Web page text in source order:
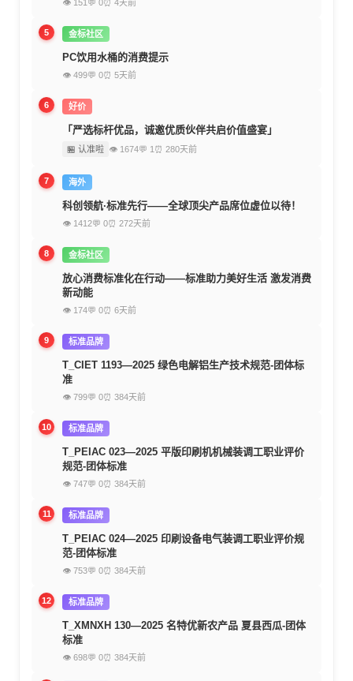
👁 151 💬 0⏰ 4天前
5 金标社区
PC饮用水桶的消费提示
👁 499💬 0⏰ 5天前
6 好价
「严选标杆优品，诚邀优质伙伴共启价值盛宴」
🏪 认准啦 👁 1674💬 1 ⏰ 280天前
7 海外
科创领航·标准先行——全球顶尖产品席位虚位以待！
👁 1412💬 0⏰ 272天前
8 金标社区
放心消费标准化在行动——标准助力美好生活 激发消费
新动能
👁 174💬 0⏰ 6天前
9 标准品牌
T_CIET 1193—2025 绿色电解铝生产技术规范-团体标
准
👁 799💬 0⏰ 384天前
10 标准品牌
T_PEIAC 023—2025 平版印刷机机械装调工职业评价
规范-团体标准
👁 747💬 0⏰ 384天前
11 标准品牌
T_PEIAC 024—2025 印刷设备电气装调工职业评价规
范-团体标准
👁 753💬 0⏰ 384天前
12 标准品牌
T_XMNXH 130—2025 名特优新农产品 夏县西瓜-团体
标准
👁 698💬 0⏰ 384天前